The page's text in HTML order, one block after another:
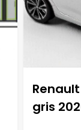
gris